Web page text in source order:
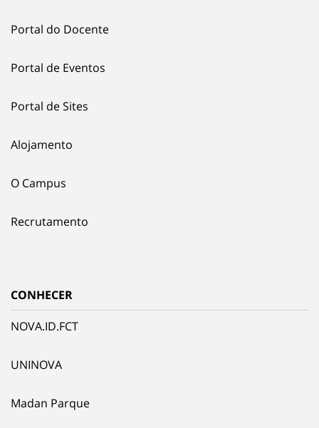
Portal do Docente
Portal de Eventos
Portal de Sites
Alojamento
O Campus
Recrutamento
CONHECER
NOVA.ID.FCT
UNINOVA
Madan Parque